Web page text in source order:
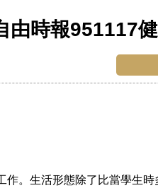
由時報951117
。生活形態除了比當學生